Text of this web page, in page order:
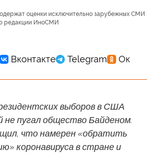
оценки исключительно зарубежных СМИ
редакции ИноСМИ
выборов в США
не пугал общество Байденом.
что намерен «обратить
коронавируса в стране и